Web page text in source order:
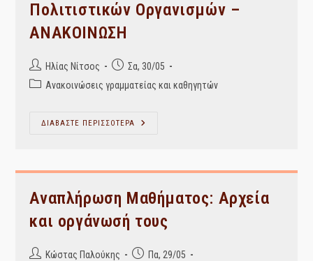
Πολιτιστικών Οργανισμών –
ΑΝΑΚΟΙΝΩΣΗ
Post
author:
Ηλίας Νίτσος
Post
published:
Σα, 30/05
PostΑνακοινώσεις γραμματείας και καθηγητών
ΔΙΑΒΑΣΤΕ ΠΕΡΙΣΣΟΤΕΡΑ
Πληροφοριακά
Πολιτιστικών
–
ΑΝΑΚΟΙΝΩΣΗ
Αναπλήρωση Μαθήματος: Αρχεία
και οργάνωσή τους
PostΚώστας Παλούκης
PostΠα, 29/05